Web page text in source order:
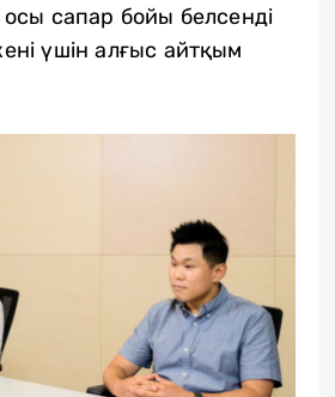
осы сапар бойы белсенді
үшін алғыс айтқым